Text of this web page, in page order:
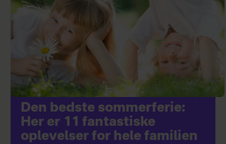
Den bedste sommerferie:
Her er 11 fantastiske
oplevelser for hele familien